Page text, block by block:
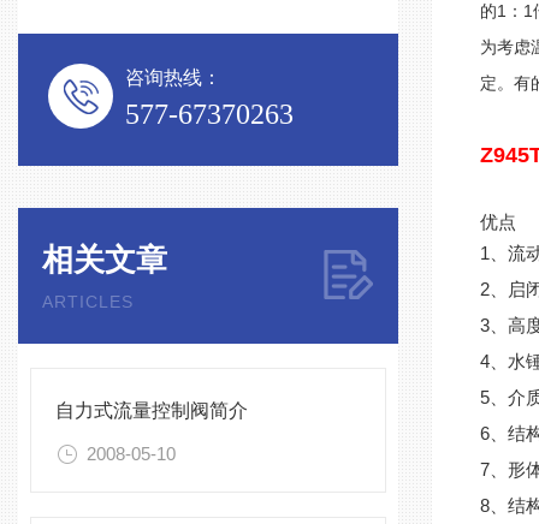
咨询热线：
577-67370263
相关文章
ARTICLES
自力式流量控制阀简介
2008-05-10
的1：1
为考虑
定。有
优点
1、流
2、启
3、高
4、水
5、介
6、结
7、形
8、结